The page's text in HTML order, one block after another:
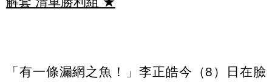
「有一條漏網之魚！」李正皓今（8）日在臉